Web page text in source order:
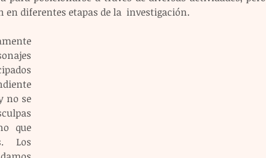
en diferentes etapas de la  investigación.
no se
que
Los